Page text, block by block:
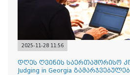
2025-11-28 11:56
დღეს ღვინის საერთაშორისო
Judging in Georgia